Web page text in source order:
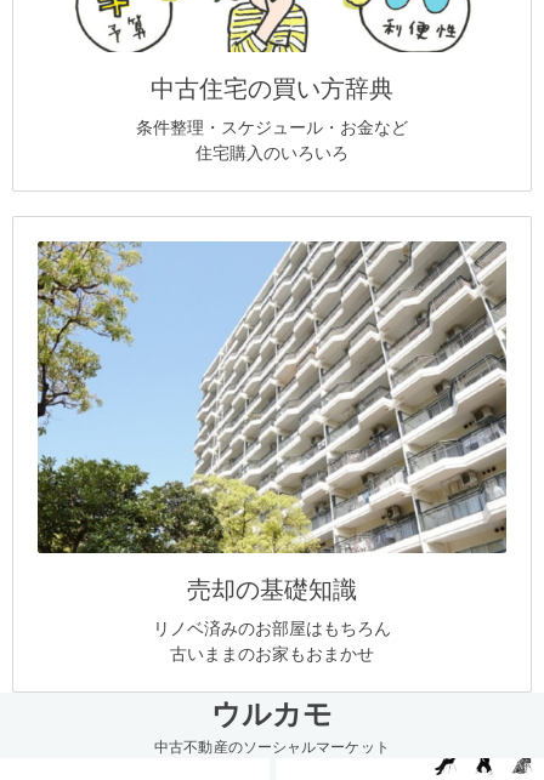
中古住宅の買い方辞典
条件整理・スケジュール・お金など
住宅購入のいろいろ
売却の基礎知識
リノベ済みのお部屋はもちろん
古いままのお家もおまかせ
ウルカモ
中古不動産のソーシャルマーケット